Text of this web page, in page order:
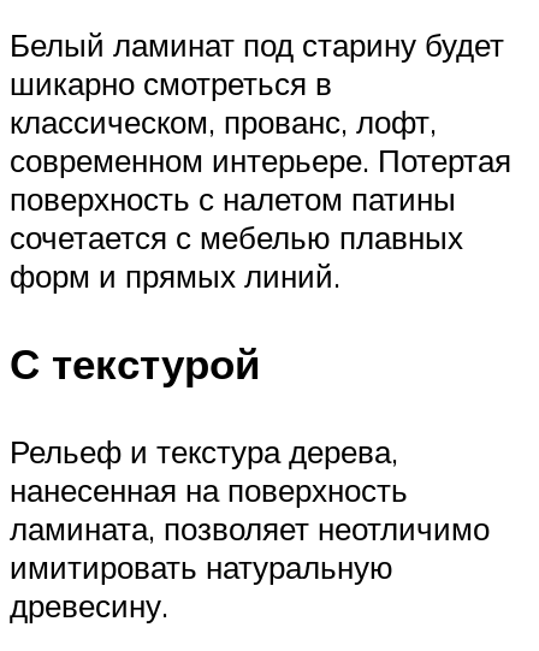
Белый ламинат под старину будет
шикарно смотреться в
классическом, прованс, лофт,
современном интерьере. Потертая
поверхность с налетом патины
сочетается с мебелью плавных
форм и прямых линий.
С текстурой
Рельеф и текстура дерева,
нанесенная на поверхность
ламината, позволяет неотличимо
имитировать натуральную
древесину.